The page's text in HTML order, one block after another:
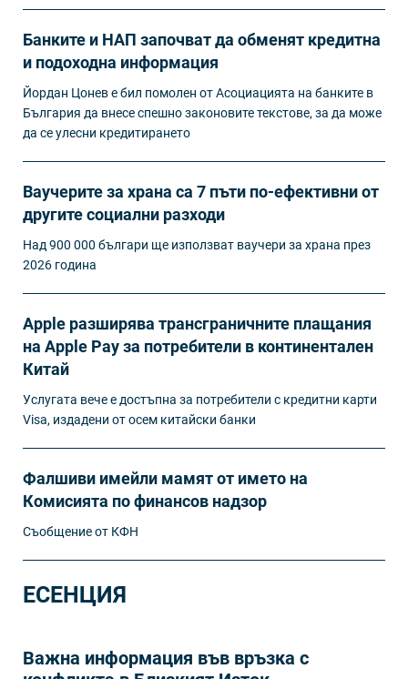
Банките и НАП започват да обменят кредитна
и подоходна информация
Йордан Цонев е бил помолен от Асоциацията на банките в
България да внесе спешно законовите текстове, за да може
да се улесни кредитирането
Ваучерите за храна са 7 пъти по-ефективни от
другите социални разходи
Над 900 000 българи ще използват ваучери за храна през
2026 година
Apple разширява трансграничните плащания
на Apple Pay за потребители в континентален
Китай
Услугата вече е достъпна за потребители с кредитни карти
Visa, издадени от осем китайски банки
Фалшиви имейли мамят от името на
Комисията по финансов надзор
Съобщение от КФН
ЕСЕНЦИЯ
Важна информация във връзка с